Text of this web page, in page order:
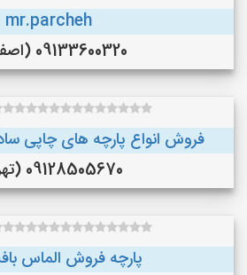
mr.parcheh
09133600320 (اصفهان)
فروش انواع پارچه های چاپی
09128505670 (تهران)
پارچه فروش الماس